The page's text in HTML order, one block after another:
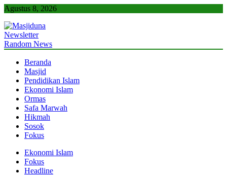
Skip
content
Agustus 8, 2026
Masjiduna
Referensi Berita Islam Indonesia
Newsletter
Random News
Beranda
Masjid
Pendidikan Islam
Ekonomi Islam
Ormas
Safa Marwah
Hikmah
Sosok
Fokus
Ekonomi Islam
Fokus
Headline